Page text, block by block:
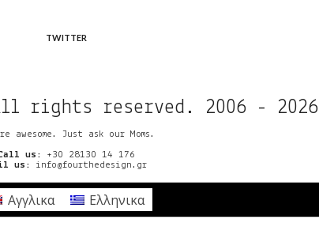
TWITTER
rights reserved. 2006 - 2026
awesome. Just ask our Moms.
us: +30 28130 14 176
us:
info@fourthedesign.gr
Αγγλικα Ελληνικα